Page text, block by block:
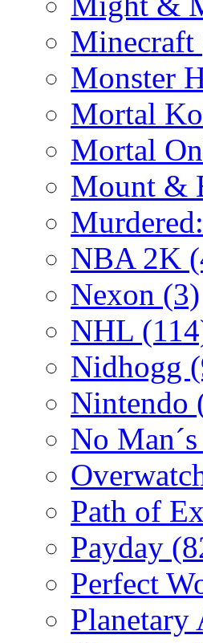
Minecraft
Monster
Mortal
Mortal
Mount &
NBA 2K
Nexon (3)
NHL
Nidhogg
Nintendo
No
Path of
Payday
Perfect